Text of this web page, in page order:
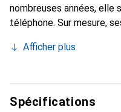
nombreuses années,
téléphone. Sur mesure,
et indispensable de votre
haute qualité et
exigeante.
Afficher plus
Spécifications